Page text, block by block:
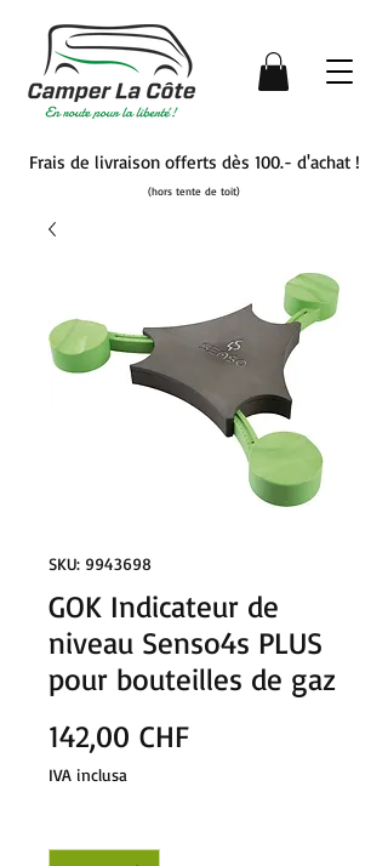
Frais de livraison offerts dès 100.- d'achat !
(hors tente de toit)
SKU: 9943698
GOK Indicateur de
niveau Senso4s PLUS
pour bouteilles de gaz
142,00 CHFPrezzo
IVA inclusa